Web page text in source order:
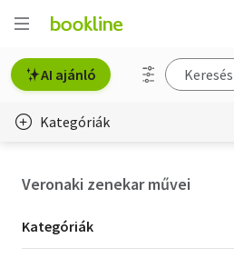
AI ajánló
Kategóriák
Veronaki zenekar művei
Kategória
szűrés
Kategóriák